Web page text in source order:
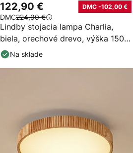
Lindby stojacia lampa Charlia,
biela, orechové drevo, výška 150
cm
122,90 € DMC -102,00 €
DMC224,90 €
Na sklade